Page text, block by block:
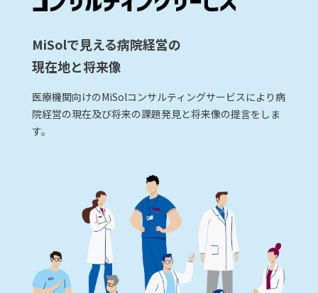
MiSolで見える病院経営の
現在地と将来像
医療機関向けのMiSolコンサルティングサービスにより病
院経営の現在及び将来の課題発見と将来像の提言をしま
す。